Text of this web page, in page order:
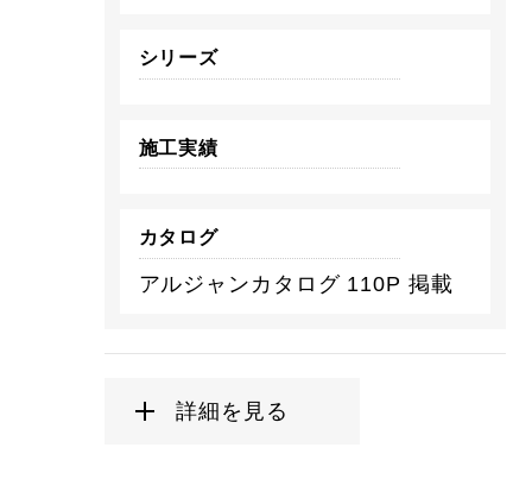
シリーズ
施工実績
カタログ
アルジャンカタログ 110P 掲載
詳細を見る